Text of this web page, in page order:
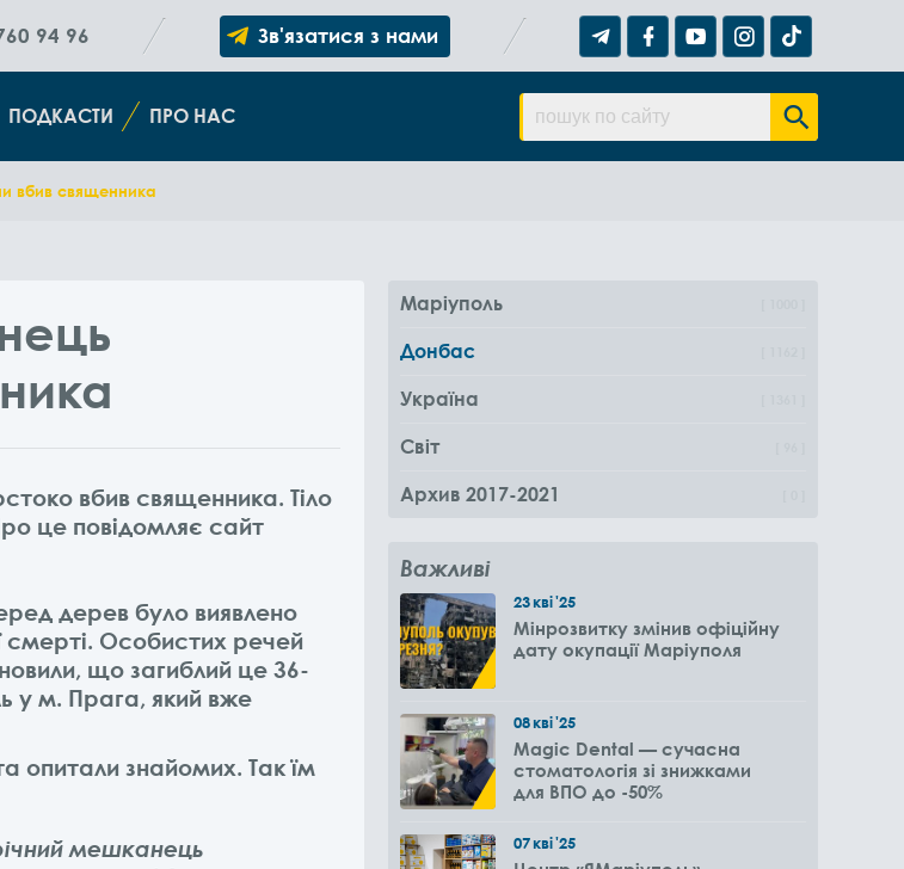
94 96 Зв'язатися з нами
ПОДКАСТИ ПРО НАС
вбив священника
вбив священника. Тіло
це повідомляє сайт
дерев було виявлено
смерті. Особистих речей
що загиблий це 36-
у м. Прага, який вже
опитали знайомих. Так їм
мешканець
Маріуполь
Донбас
Україна
Світ
Архив 2017-2021
Важливі
23кві'25
Мінрозвитку змінив офіційну
дату окупації Маріуполя
08кві'25
Magic Dental — сучасна
стоматологія зі знижками
для ВПО до -50%
07кві'25